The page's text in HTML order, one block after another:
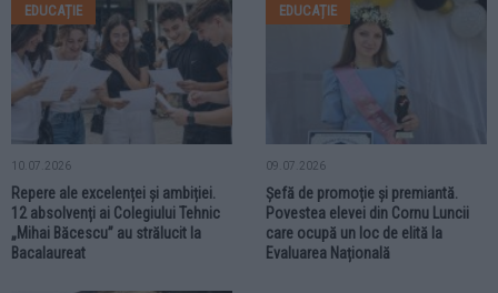
EDUCAȚIE
10.07.2026
Repere ale excelenței și ambiției.
12 absolvenți ai Colegiului Tehnic
„Mihai Băcescu” au strălucit la
Bacalaureat
EDUCAȚIE
09.07.2026
Șefă de promoție și premiantă.
Povestea elevei din Cornu Luncii
care ocupă un loc de elită la
Evaluarea Națională